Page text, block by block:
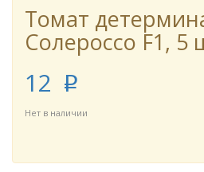
Томат
Солероссо F1, 5
12 p
Нет в наличии